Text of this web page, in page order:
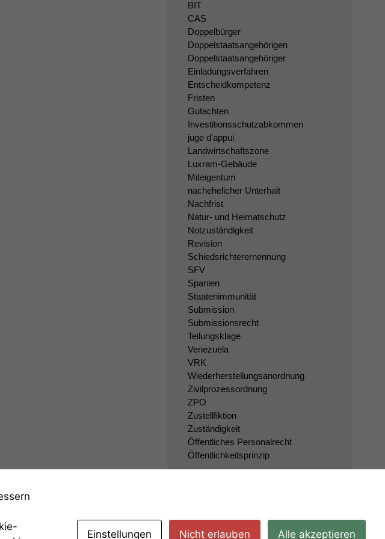
BIT
CAS
Doppelbürger
Doppelstaatsangehörigen
Doppelstaatsangehöriger
Einladungsverfahren
Entscheidkompetenz
Fristen
Gutachten
Investitionsschutzabkommen
juge d'appui
Landwirtschaftszone
Luxram-Gebäude
Miteigentum
nachehelicher Unterhalt
Nachfrist
Natur- und Heimatschutz
Notzuständigkeit
Revision
Schiedsrichterernennung
SFV
Spanien
Staatenimmunität
Submission
Submissionsrecht
Teilungsklage
Venezuela
VRK
Wiederherstellungsanordnung
Zivilprozessordnung
ZPO
Zustellfiktion
Zuständigkeit
Öffentliches Personalrecht
Öffentlichkeitsprinzip
Einstellungen Nicht erlauben Alle akzeptieren
braucht sie,
Website
korrekt